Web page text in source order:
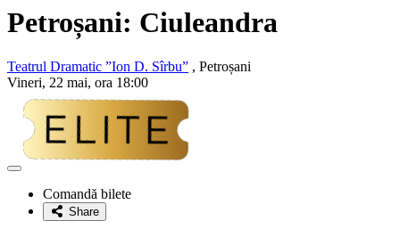
Petroșani: Ciuleandra
Teatrul Dramatic ”Ion D. Sîrbu” , Petroșani
Vineri, 22 mai, ora 18:00
Adaugă
favoriteComandă bilete
Share